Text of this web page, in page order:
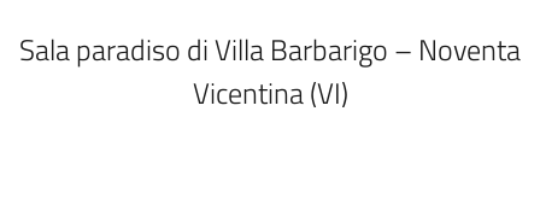
Sala paradiso di Villa Barbarigo – Noventa
Vicentina (VI)